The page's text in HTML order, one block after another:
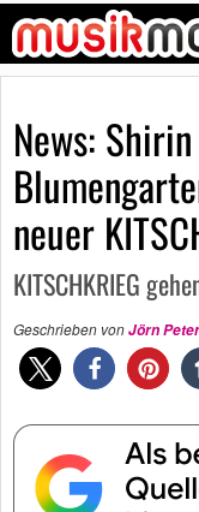
News:
neuer
KITSCHKRIEG
Geschrieben vonJörn